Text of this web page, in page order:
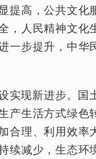
提高，公共文化
，人民精神文化
一步提升，中华
现新进步。国
产生活方式绿色
合理、利用效率
续减少，生态环